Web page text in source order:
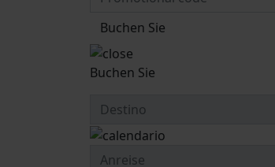
Buchen Sie
Buchen Sie